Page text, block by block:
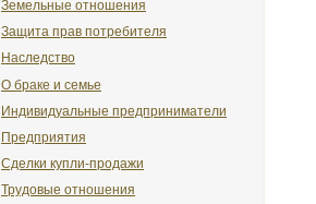
Земельные отношения
Защита прав потребителя
Наследство
О браке и семье
Индивидуальные предприниматели
Предприятия
Сделки купли-продажи
Трудовые отношения